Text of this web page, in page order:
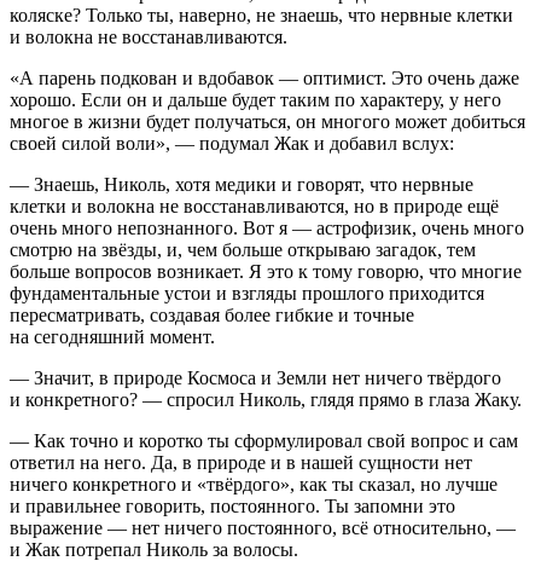
коляске? Только ты, наверно, не знаешь, что нервные клетки
и волокна не восстанавливаются.
«А парень подкован и вдобавок — оптимист. Это очень даже
хорошо. Если он и дальше будет таким по характеру, у него
многое в жизни будет получаться, он многого может добиться
своей силой воли», — подумал Жак и добавил вслух:
— Знаешь, Николь, хотя медики и говорят, что нервные
клетки и волокна не восстанавливаются, но в природе ещё
очень много непознанного. Вот я — астрофизик, очень много
смотрю на звёзды, и, чем больше открываю загадок, тем
больше вопросов возникает. Я это к тому говорю, что многие
фундаментальные устои и взгляды прошлого приходится
пересматривать, создавая более гибкие и точные
на сегодняшний момент.
— Значит, в природе Космоса и Земли нет ничего твёрдого
и конкретного? — спросил Николь, глядя прямо в глаза Жаку.
— Как точно и коротко ты сформулировал свой вопрос и сам
ответил на него. Да, в природе и в нашей сущности нет
ничего конкретного и «твёрдого», как ты сказал, но лучше
и правильнее говорить, постоянного. Ты запомни это
выражение — нет ничего постоянного, всё относительно, —
и Жак потрепал Николь за волосы.